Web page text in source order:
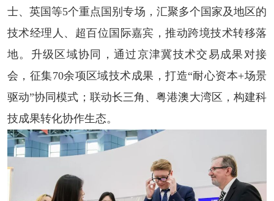
士、英国等5个重点国别专场，汇聚多个国家及地区的
技术经理人、超百位国际嘉宾，推动跨境技术转移落
地。升级区域协同，通过京津冀技术交易成果对接
会，征集70余项区域技术成果，打造“耐心资本+场景
驱动”协同模式；联动长三角、粤港澳大湾区，构建科
技成果转化协作生态。